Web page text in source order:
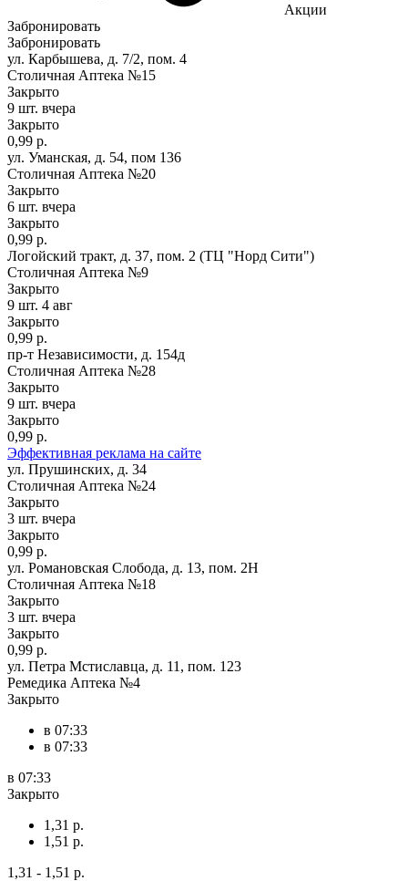
Акции
Забронировать
Забронировать
ул. Карбышева, д. 7/2, пом. 4
Столичная Аптека №15
Закрыто
9 шт. вчера
Закрыто
0,99 р.
ул. Уманская, д. 54, пом 136
Столичная Аптека №20
Закрыто
6 шт. вчера
Закрыто
0,99 р.
Логойский тракт, д. 37, пом. 2 (ТЦ "Норд Сити")
Столичная Аптека №9
Закрыто
9 шт. 4 авг
Закрыто
0,99 р.
пр-т Независимости, д. 154д
Столичная Аптека №28
Закрыто
9 шт. вчера
Закрыто
0,99 р.
Эффективная реклама на сайте
ул. Прушинских, д. 34
Столичная Аптека №24
Закрыто
3 шт. вчера
Закрыто
0,99 р.
ул. Романовская Слобода, д. 13, пом. 2Н
Столичная Аптека №18
Закрыто
3 шт. вчера
Закрыто
0,99 р.
ул. Петра Мстиславца, д. 11, пом. 123
Ремедика Аптека №4
Закрыто
в 07:33
в 07:33
в 07:33
Закрыто
1,31 р.
1,51 р.
1,31 - 1,51 р.